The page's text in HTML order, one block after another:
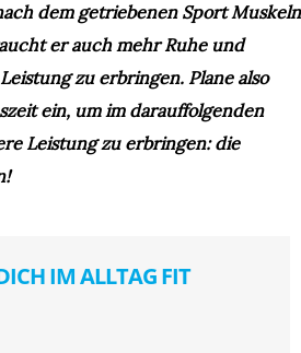
dem getriebenen Sport Muskeln
er auch mehr Ruhe und
zu erbringen. Plane also
ein, um im darauffolgenden
Leistung zu erbringen: die
IM ALLTAG FIT